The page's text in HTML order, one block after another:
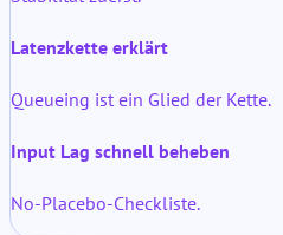
Latenzkette erklärt
Queueing ist ein Glied der Kette.
Input Lag schnell beheben
No-Placebo-Checkliste.